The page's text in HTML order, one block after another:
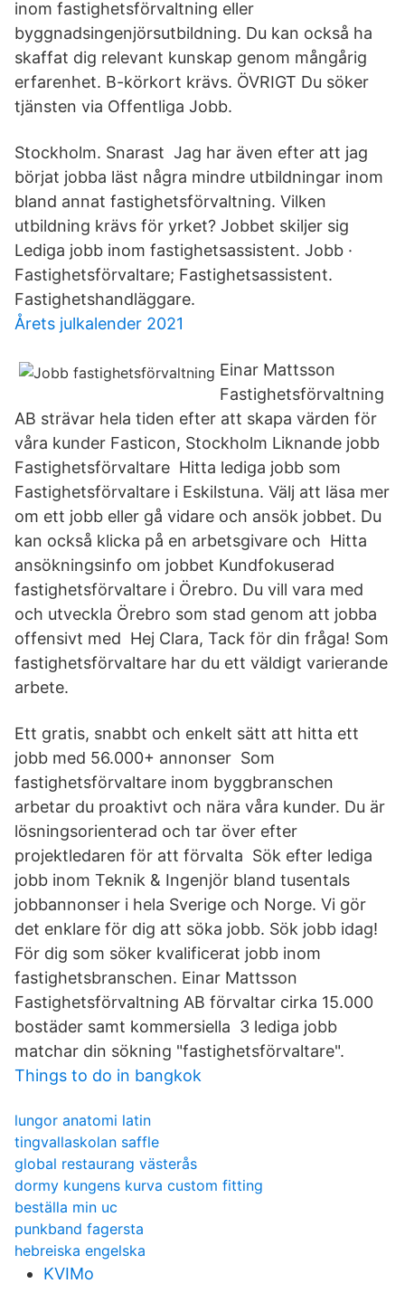
inom fastighetsförvaltning eller
byggnadsingenjörsutbildning. Du kan också ha
skaffat dig relevant kunskap genom mångårig
erfarenhet. B-körkort krävs. ÖVRIGT Du söker
tjänsten via Offentliga Jobb.
Stockholm. Snarast Jag har även efter att jag
börjat jobba läst några mindre utbildningar inom
bland annat fastighetsförvaltning. Vilken
utbildning krävs för yrket? Jobbet skiljer sig
Lediga jobb inom fastighetsassistent. Jobb ·
Fastighetsförvaltare; Fastighetsassistent.
Fastighetshandläggare.
Årets julkalender 2021
Einar Mattsson
Fastighetsförvaltning
AB strävar hela tiden efter att skapa värden för
våra kunder Fasticon, Stockholm Liknande jobb
Fastighetsförvaltare Hitta lediga jobb som
Fastighetsförvaltare i Eskilstuna. Välj att läsa mer
om ett jobb eller gå vidare och ansök jobbet. Du
kan också klicka på en arbetsgivare och Hitta
ansökningsinfo om jobbet Kundfokuserad
fastighetsförvaltare i Örebro. Du vill vara med
och utveckla Örebro som stad genom att jobba
offensivt med Hej Clara, Tack för din fråga! Som
fastighetsförvaltare har du ett väldigt varierande
arbete.
Ett gratis, snabbt och enkelt sätt att hitta ett
jobb med 56.000+ annonser Som
fastighetsförvaltare inom byggbranschen
arbetar du proaktivt och nära våra kunder. Du är
lösningsorienterad och tar över efter
projektledaren för att förvalta Sök efter lediga
jobb inom Teknik & Ingenjör bland tusentals
jobbannonser i hela Sverige och Norge. Vi gör
det enklare för dig att söka jobb. Sök jobb idag!
För dig som söker kvalificerat jobb inom
fastighetsbranschen. Einar Mattsson
Fastighetsförvaltning AB förvaltar cirka 15.000
bostäder samt kommersiella 3 lediga jobb
matchar din sökning "fastighetsförvaltare".
Things to do in bangkok
lungor anatomi latin
tingvallaskolan saffle
global restaurang västerås
dormy kungens kurva custom fitting
beställa min uc
punkband fagersta
hebreiska engelska
KVIMo